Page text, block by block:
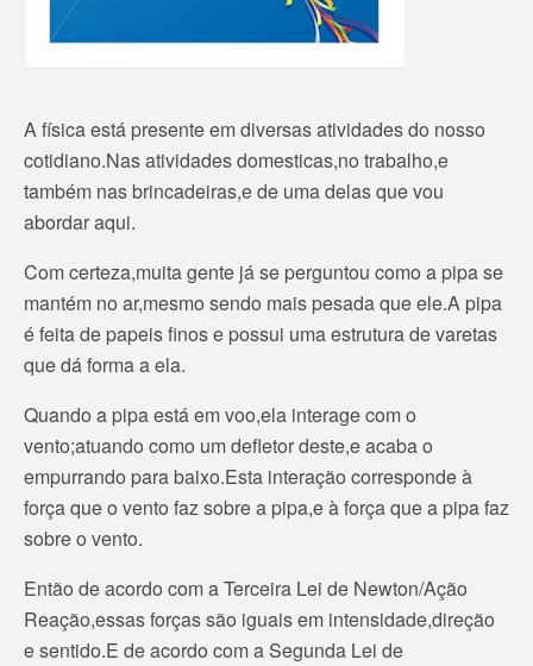
A física está presente em diversas atividades do nosso
cotidiano.Nas atividades domesticas,no trabalho,e
também nas brincadeiras,e de uma delas que vou
abordar aqui.
Com certeza,muita gente já se perguntou como a pipa se
mantém no ar,mesmo sendo mais pesada que ele.A pipa
é feita de papeis finos e possui uma estrutura de varetas
que dá forma a ela.
Quando a pipa está em voo,ela interage com o
vento;atuando como um defletor deste,e acaba o
empurrando para baixo.Esta interação corresponde à
força que o vento faz sobre a pipa,e à força que a pipa faz
sobre o vento.
Então de acordo com a Terceira Lei de Newton/Ação
Reação,essas forças são iguais em intensidade,direção
e sentido.E de acordo com a Segunda Lei de